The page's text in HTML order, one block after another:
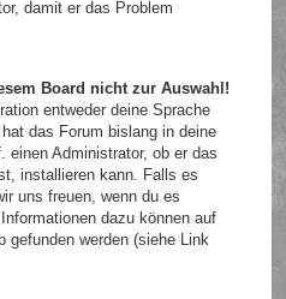
damit er das Problem
Board nicht zur Auswahl!
entweder deine Sprache
das Forum bislang in deine
einen Administrator, ob er das
installieren kann. Falls es
uns freuen, wenn du es
dazu können auf
gefunden werden (siehe Link